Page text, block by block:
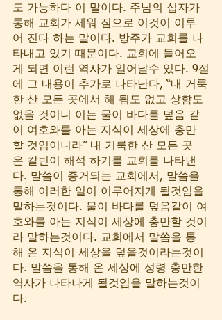
도 가능하다 이 말이다. 주님의 십자가
통해 교회가 세워 짐으로 이것이 이루
어 진다 하는 말이다. 방주가 교회를 나
타내고 있기 때문이다. 교회에 들어오
게 되면 이런 역사가 일어날수 있다. 9절
에 그 내용이 추가로 나타난다, “내 거룩
한 산 모든 곳에서 해 됨도 없고 상함도
없을 것이니 이는 물이 바다를 덮음 같
이 여호와를 아는 지식이 세상에 충만
할 것임이니라” 내 거룩한 산 모든 곳
은 칼빈이 해석 하기를 교회를 나타낸
다. 말씀이 증거되는 교회에서, 말씀을
통해 이러한 일이 이루어지게 될것임을
말하는것이다. 물이 바다를 덮음같이 여
호와를 아는 지식이 세상에 충만할 것이
라 말하는것이다. 교회에서 말씀을 통
해 온 지식이 세상을 덮을것이라는것이
다. 말씀을 통해 온 세상에 성령 충만한
역사가 나타나게 될것임을 말하는것이
다.